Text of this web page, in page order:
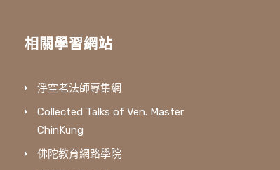
相關學習網站
淨空老法師專集網
Collected Talks of Ven. Master
ChinKung
佛陀教育網路學院